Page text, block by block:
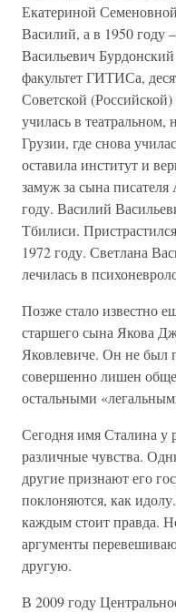
Екатериной
Василий, а в 1950 году
Васильевич
факультет ГИТИСа,
Советской
училась в
Грузии, где снова
оставила институт и
замуж за сына
году. Василий
Тбилиси.
1972 году. Светлана
лечилась в
Позже стало известно
старшего сына Якова
Яковлевиче. Он не
совершенно лишен
остальными
Сегодня имя Сталина у
различные чувства.
другие признают его
поклоняются, как
каждым стоит правда.
аргументы
другую.
В 2009 году